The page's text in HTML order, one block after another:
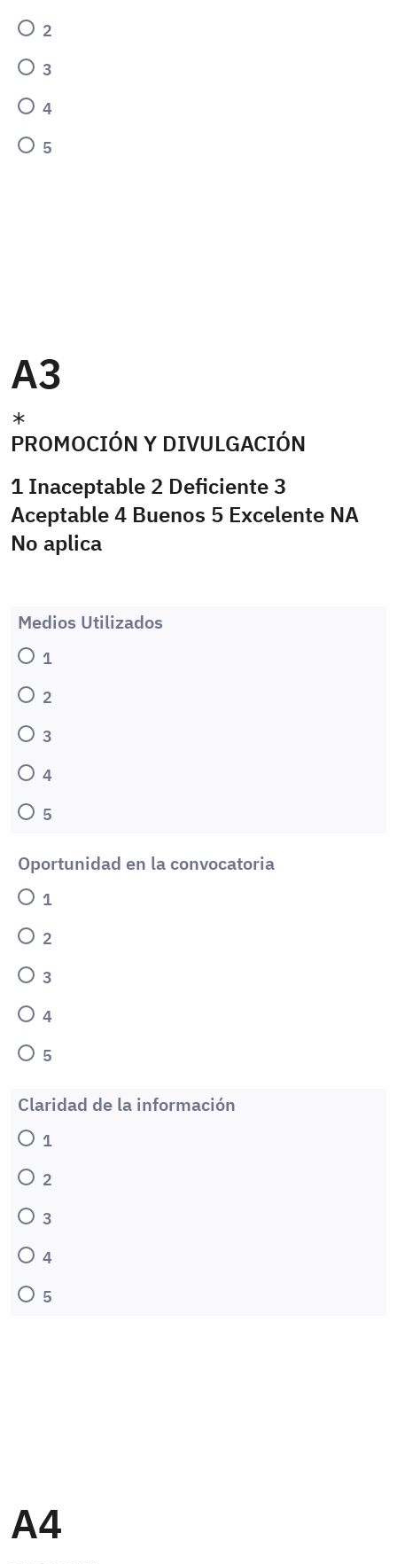
2
3
4
5
A3
PROMOCIÓN Y DIVULGACIÓN
1 Inaceptable 2 Deficiente 3
Aceptable 4 Buenos 5 Excelente NA
No aplica
Medios Utilizados
1
2
3
4
5
Oportunidad en la convocatoria
1
2
3
4
5
Claridad de la información
1
2
3
4
5
A4